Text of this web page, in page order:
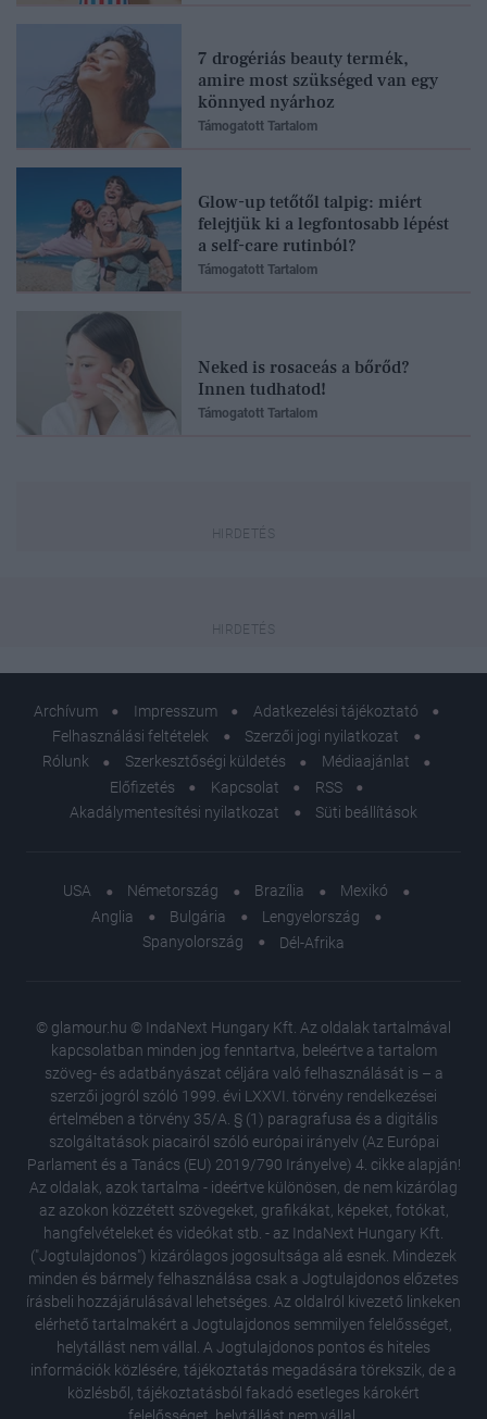
a
7 drogériás beauty termék,
amire most szükséged van egy
könnyed nyárhoz
Támogatott Tartalom
Glow-up tetőtől talpig: miért
felejtjük ki a legfontosabb lépést
a self-care rutinból?
Támogatott Tartalom
Neked is rosaceás a bőrőd?
Innen tudhatod!
Támogatott Tartalom
Archívum Impresszum
Adatkezelési tájékoztató
Felhasználási feltételek
Szerzői jogi nyilatkozat
Rólunk
Szerkesztőségi küldetés
Médiaajánlat
Előfizetés
Kapcsolat
RSS
Akadálymentesítési nyilatkozat
Süti beállítások
USA Németország Brazília
Mexikó
Anglia
Bulgária
Lengyelország
Spanyolország
Dél-Afrika
© glamour.hu © IndaNext Hungary Kft. Az oldalak tartalmával
kapcsolatban minden jog fenntartva, beleértve a tartalom
szöveg- és adatbányászat céljára való felhasználását is – a
szerzői jogról szóló 1999. évi LXXVI. törvény rendelkezései
értelmében a törvény 35/A. § (1) paragrafusa és a digitális
szolgáltatások piacairól szóló európai irányelv (Az Európai
Parlament és a Tanács (EU) 2019/790 Irányelve) 4. cikke alapján!
Az oldalak, azok tartalma - ideértve különösen, de nem kizárólag
az azokon közzétett szövegeket, grafikákat, képeket, fotókat,
hangfelvételeket és videókat stb. - az IndaNext Hungary Kft.
("Jogtulajdonos") kizárólagos jogosultsága alá esnek. Mindezek
minden és bármely felhasználása csak a Jogtulajdonos előzetes
írásbeli hozzájárulásával lehetséges. Az oldalról kivezető linkeken
elérhető tartalmakért a Jogtulajdonos semmilyen felelősséget,
helytállást nem vállal. A Jogtulajdonos pontos és hiteles
információk közlésére, tájékoztatás megadására törekszik, de a
közlésből, tájékoztatásból fakadó esetleges károkért